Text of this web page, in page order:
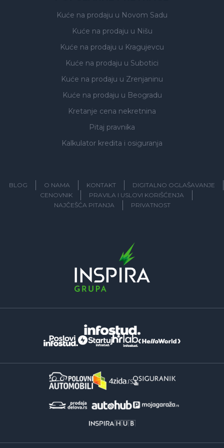
Kuće na prodaju u Novom Sadu
Kuće na prodaju u Nišu
Kuće na prodaju u Kragujevcu
Kuće na prodaju u Subotici
Kuće na prodaju u Zrenjaninu
Kuće na prodaju u Beogradu
Kretanje cena nekretnina
Pitaj pravnika
Kalkulator kredita i osiguranja
BLOG O NAMA KONTAKT
DIGITALNO OGLAŠAVANJE
CENOVNIK
PRAVILA I USLOVI KORIŠĆENJA
NAJČEŠĆA PITANJA
PRIVATNOST